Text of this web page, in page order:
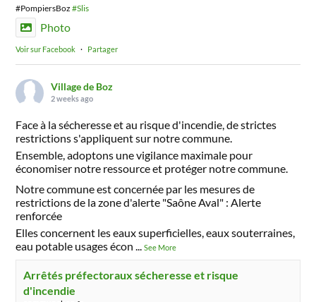
#PompiersBoz#Slis
Photo
Voir sur Facebook · Partager
Village de Boz
2 weeks ago
Face à la sécheresse et au risque d'incendie, de strictes
restrictions s'appliquent sur notre commune.
Ensemble, adoptons une vigilance maximale pour
économiser notre ressource et protéger notre commune.
Notre commune est concernée par les mesures de
restrictions de la zone d'alerte "Saône Aval" : Alerte
renforcée
Elles concernent les eaux superficielles, eaux souterraines,
eau potable usages écon
...See More
Arrêtés préfectoraux sécheresse et risque
d'incendie